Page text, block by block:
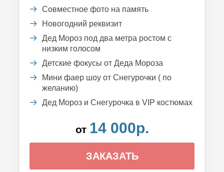
Совместное фото на память
Новогодний реквизит
Дед Мороз под два метра ростом с
низким голосом
Детские фокусы от Деда Мороза
Мини фаер шоу от Снегурочки ( по
желанию)
Дед Мороз и Снегурочка в VIP костюмах
от 14 000р.
ЗАКАЗАТЬ